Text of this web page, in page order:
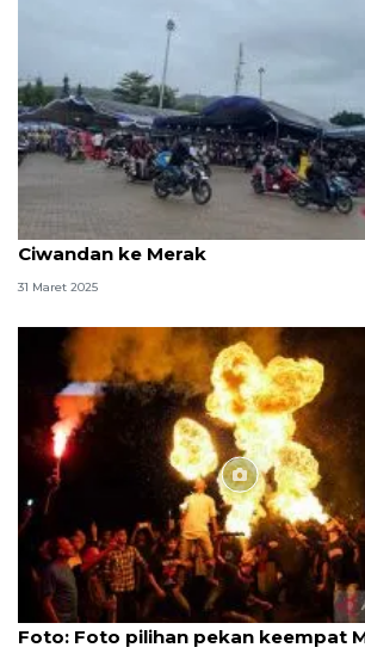
Pemudik sepeda motor dialihkan
Ciwandan ke Merak
31 Maret 2025
Foto
Foto: Foto pilihan pekan keempat